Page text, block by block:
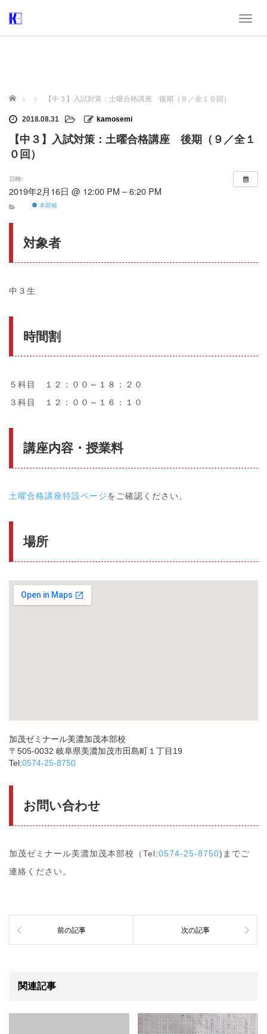
T
g
i
o
ホーム 【中３】入試対策：土曜合格講座 後期（９／全１０回）
2018.08.31 kamosemi
【中３】入試対策：土曜合格講座 後期（９／全１
０回）
日時:
2019年2月16日 @ 12:00 PM – 6:20 PM
本部校
対象者
中３生
時間割
５科目 １２：００～１８：２０
３科目 １２：００～１６：１０
講座内容・授業料
土曜合格講座特設ページをご確認ください。
場所
加茂ゼミナール美濃加茂本部校
〒505-0032 岐阜県美濃加茂市田島町１丁目19
Tel:0574-25-8750
お問い合わせ
加茂ゼミナール美濃加茂本部校（Tel:0574-25-8750)までご
連絡ください。
前の記事 次の記事
関連記事